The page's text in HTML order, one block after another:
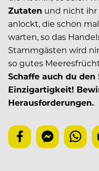
Zutaten und nicht ihr
anlockt, die schon
warten, so das
Stammgästen wird
so gutes
Schaffe auch du
Einzigartigkeit!
Herausforderungen.